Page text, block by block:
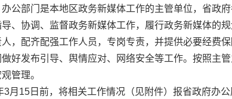
公部门是本地区政务新媒体工作的主管单位，省政
、协调、监督政务新媒体工作，履行政务新媒体的
，配齐配强工作人员，专岗专责，并提供必要经费
好发布引导、舆情应对、网络安全等工作。按照主
管理。
月15日前，将相关工作情况（见附件）报省政府办公